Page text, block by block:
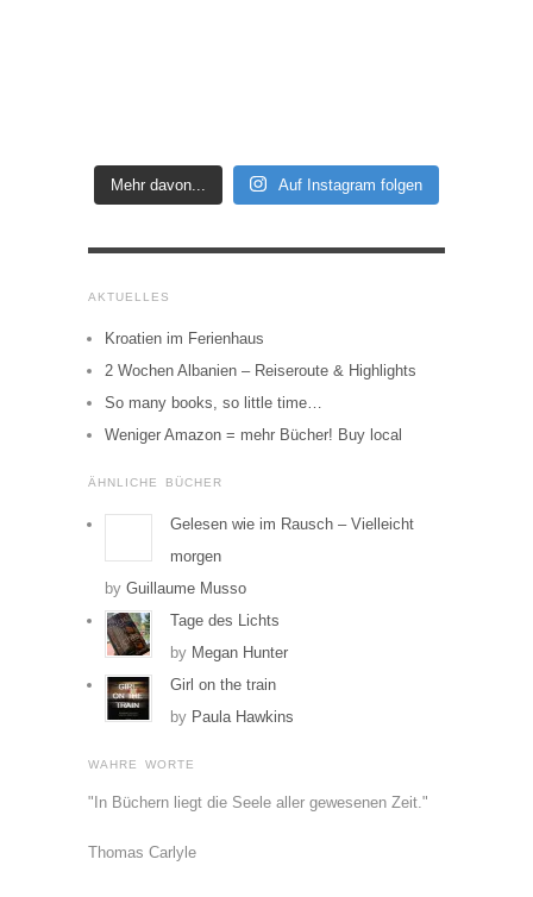
Mehr davon... Auf Instagram folgen
AKTUELLES
Kroatien im Ferienhaus
2 Wochen Albanien – Reiseroute & Highlights
So many books, so little time…
Weniger Amazon = mehr Bücher! Buy local
ÄHNLICHE BÜCHER
Gelesen wie im Rausch – Vielleicht
morgen
by Guillaume Musso
Tage des Lichts
by Megan Hunter
Girl on the train
by Paula Hawkins
WAHRE WORTE
"In Büchern liegt die Seele aller gewesenen Zeit."
Thomas Carlyle